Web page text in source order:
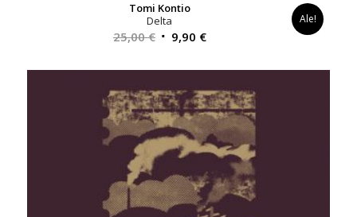
Tomi Kontio
Delta
25,00€ Alkuperäinen
oli:
25,00 €.
9,90 €Nykyinen
on:
9,90 €.
Ale!